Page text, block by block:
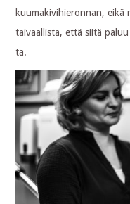
kuumakivihieronnan,
taivaallista, että siitä
tä.